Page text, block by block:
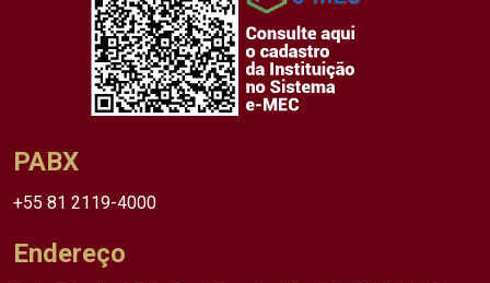
PABX
+55 81 2119-4000
Endereço